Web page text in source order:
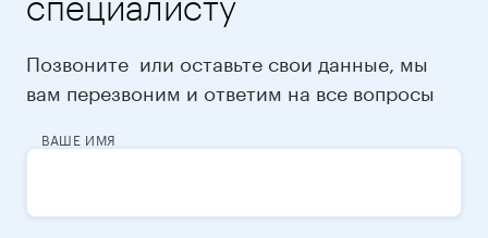
Позвоните или оставьте свои данные, мы
вам перезвоним и ответим на все вопросы
ВАШЕ ИМЯ